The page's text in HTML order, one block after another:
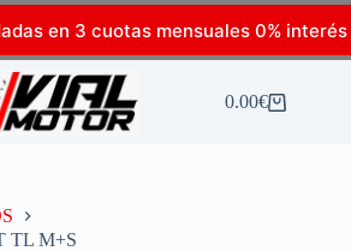
en 3 cuotas mensuales 0% interés
0.00€
TL M+S